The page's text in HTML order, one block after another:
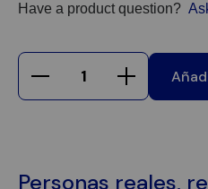
Have a product question?
Personas reales,